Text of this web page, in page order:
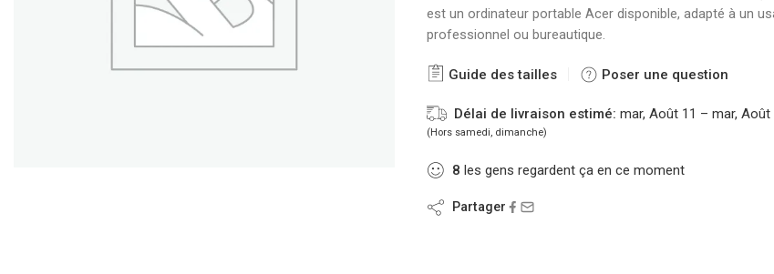
est un ordinateur portable Acer disponible, adapté à un
professionnel ou bureautique.
Guide des tailles Poser une question
Délai de livraison estimé: mar, Août 11 – mar, Août
(Hors samedi, dimanche)
8 les gens regardent ça en ce moment
Partager